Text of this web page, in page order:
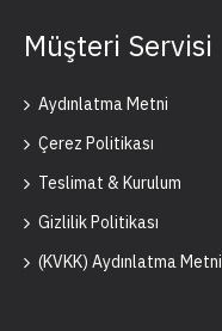
Müşteri Servisi
Aydınlatma Metni
Çerez Politikası
Teslimat & Kurulum
Gizlilik Politikası
(KVKK) Aydınlatma Metni